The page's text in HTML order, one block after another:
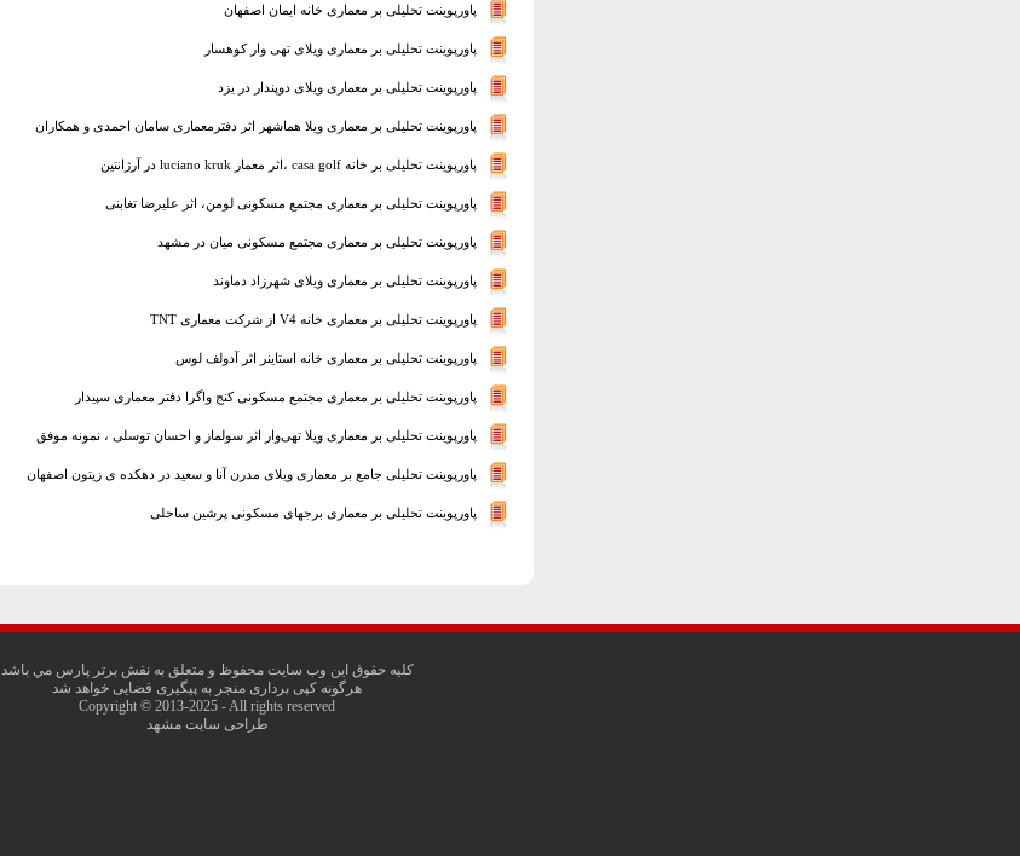
پاورپوینت تحلیلی بر معماری خانه ایمان اصفهان
پاورپوینت تحلیلی بر معماری ویلای تهی وار کوهسار
پاورپوینت تحلیلی بر معماری ویلای دوپندار در یزد
پاورپوینت تحلیلی بر معماری ویلا هماشهر اثر دفترمعماری سامان احمدی و همکاران
پاورپوینت تحلیلی بر خانه casa golf ،اثر معمار luciano kruk در آرژانتین
پاورپوینت تحلیلی بر معماری مجتمع مسکونی لومن، اثر علیرضا تغابنی
پاورپوینت تحلیلی بر معماری مجتمع مسکونی میان در مشهد
پاورپوینت تحلیلی بر معماری ویلای شهرزاد دماوند
پاورپوینت تحلیلی بر معماری خانه V4 از شرکت معماری TNT
پاورپوینت تحلیلی بر معماری خانه استاینر اثر آدولف لوس
پاورپوینت تحلیلی بر معماری مجتمع مسکونی کنج واگرا دفتر معماری سپیدار
پاورپوینت تحلیلی بر معماری ویلا تهی‌وار اثر سولماز و احسان توسلی ، نمونه موفق
پاورپوینت تحلیلی جامع بر معماری ویلای مدرن آنا و سعید در دهکده ی زیتون اصفهان
پاورپوینت تحلیلی بر معماری برجهای مسکونی پرشین ساحلی
کليه حقوق اين وب سايت محفوظ و متعلق به نقش برتر پارس مي باشد
هرگونه کپی برداری منجر به پیگیری قضایی خواهد شد
Copyright © 2013-2025 - All rights reserved
طراحی سایت مشهد